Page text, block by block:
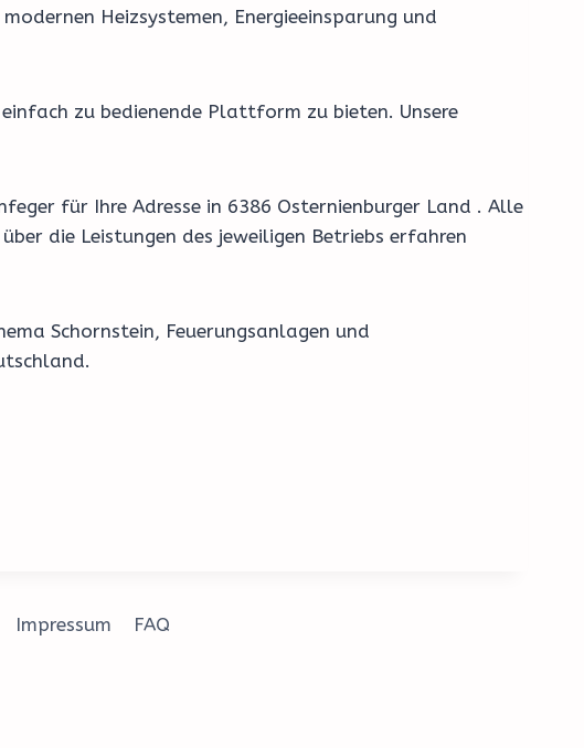
Heizsystemen, Energieeinsparung und
zu bedienende Plattform zu bieten. Unsere
für Ihre Adresse in 6386 Osternienburger Land . Alle
die Leistungen des jeweiligen Betriebs erfahren
Schornstein, Feuerungsanlagen und
Impressum FAQ